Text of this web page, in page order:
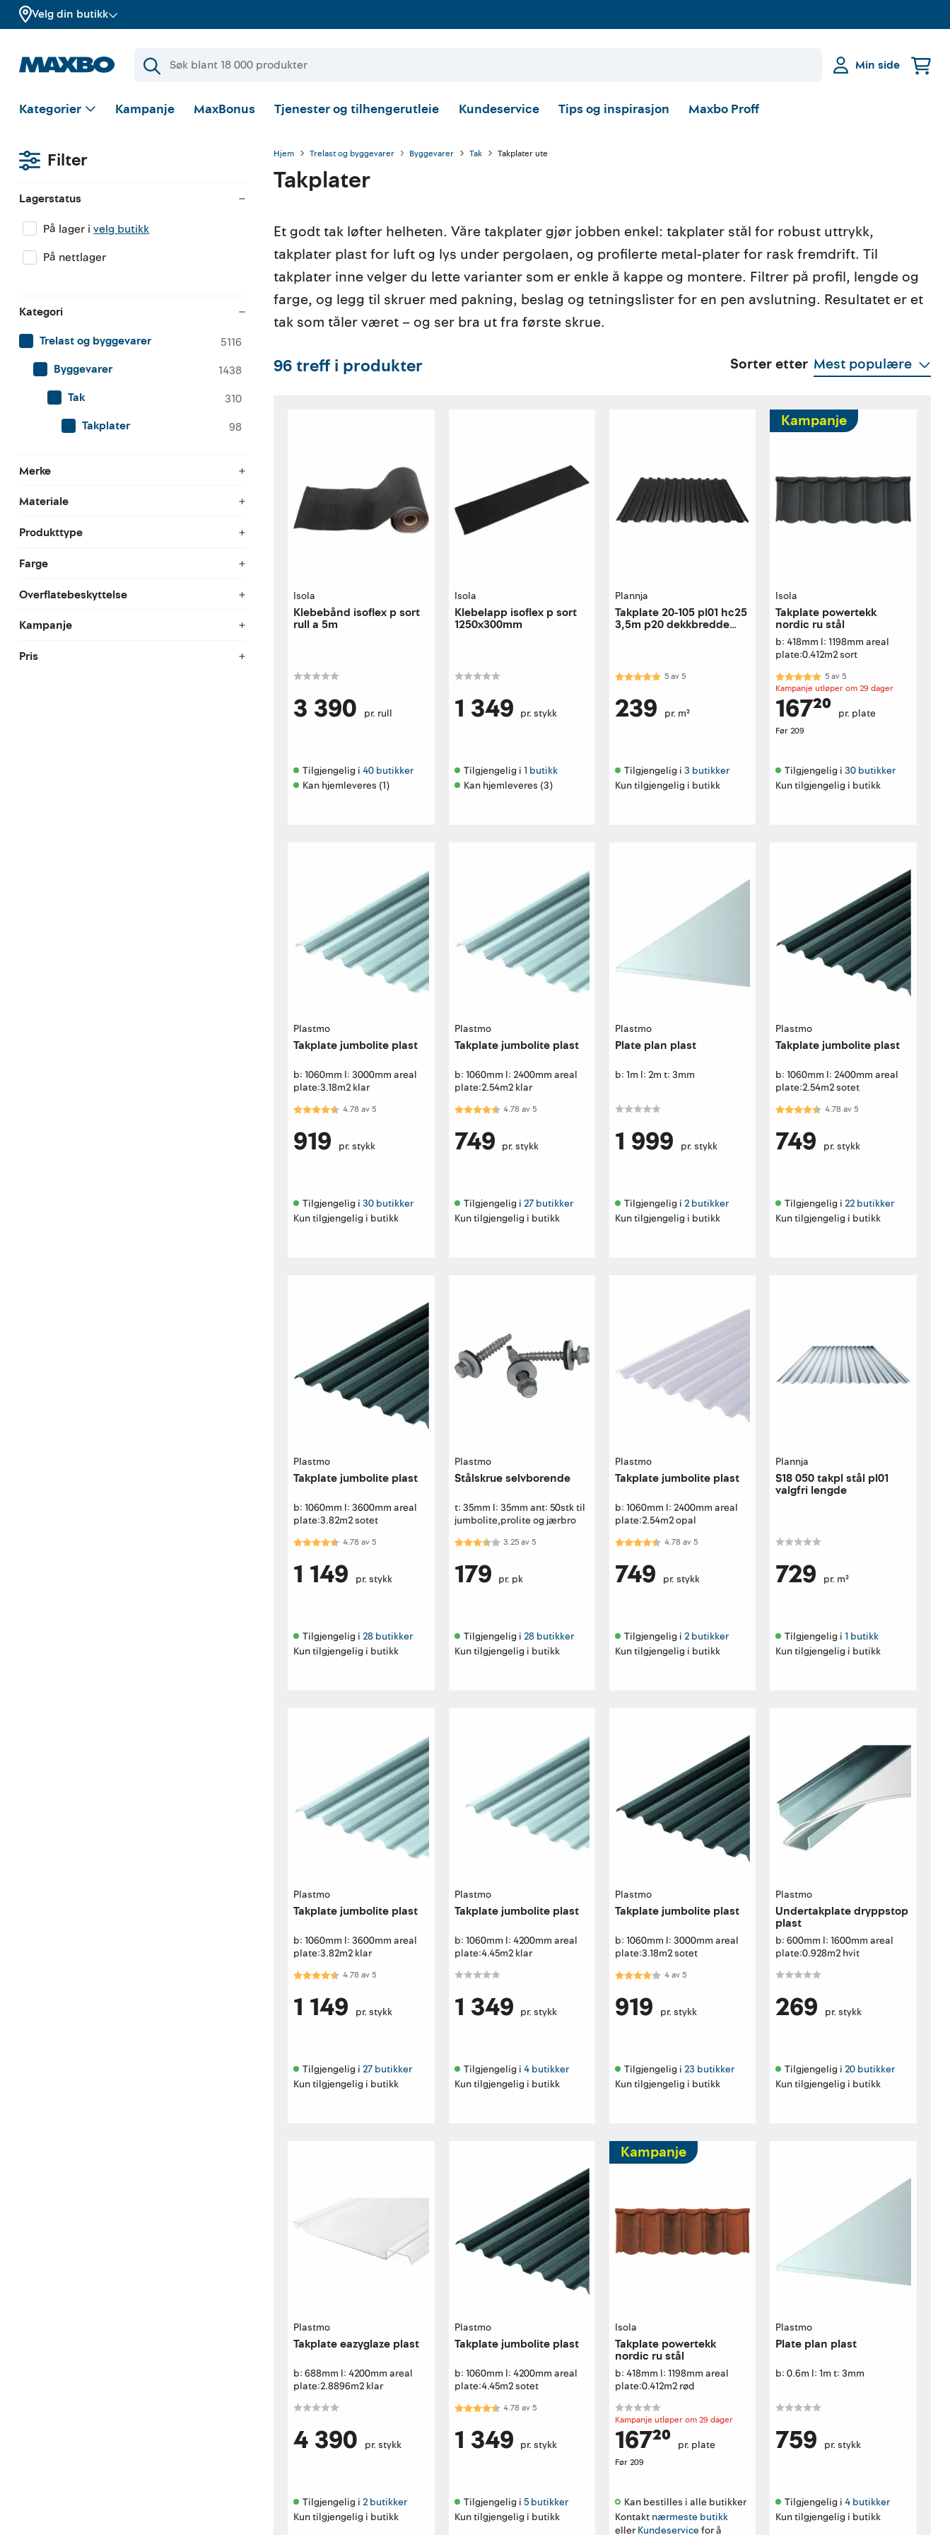
Velg din butikk
Min side
Kategorier Kampanje MaxBonus Tjenester og tilhengerutleie Kundeservice Tips og inspirasjon Maxbo Proff
Filter
Lagerstatus
På lager ivelg butikk
På nettlager
Kategori
Trelast og byggevarer
5116
Byggevarer
1438
Tak
310
Takplater
98
Merke
Materiale
Produkttype
Farge
Overflatebeskyttelse
Kampanje
Pris
Hjem Trelast og byggevarer Byggevarer Tak Takplater ute
Takplater
Et godt tak løfter helheten. Våre takplater gjør jobben enkel: takplater stål for robust uttrykk,
takplater plast for luft og lys under pergolaen, og profilerte metal-plater for rask fremdrift. Til
takplater inne velger du lette varianter som er enkle å kappe og montere. Filtrer på profil, lengde og
farge, og legg til skruer med pakning, beslag og tetningslister for en pen avslutning. Resultatet er et
tak som tåler været – og ser bra ut fra første skrue.
96treff i produkter Sorter etter Mest populære
Isola
Klebebånd isoflex p sort
rull a 5m
3 390 pr. rull
Tilgjengelig i 40 butikker
Kan hjemleveres (1)
Isola
Klebelapp isoflex p sort
1250x300mm
1 349 pr. stykk
Tilgjengelig i 1 butikk
Kan hjemleveres (3)
Plannja
Takplate 20-105 pl01 hc25
3,5m p20 dekkbredde
Karakter:5.0 av 5 mulige
5av5
239 pr. m²
Tilgjengelig i 3 butikker
Kun tilgjengelig i butikk
Kampanje
Isola
Takplate powertekk
nordic ru stål
b: 418mm l: 1198mm areal
plate:0.412m2 sort
Karakter:5.0 av 5 mulige
5av5
Kampanje utløper om 29 dager
167²⁰ pr. plate
Før 209
Tilgjengelig i 30 butikker
Kun tilgjengelig i butikk
Plastmo
Takplate jumbolite plast
b: 1060mm l: 3000mm areal
plate:3.18m2 klar
Karakter:4.8 av 5 mulige
4.78 av5
919 pr. stykk
Tilgjengelig i 30 butikker
Kun tilgjengelig i butikk
Plastmo
Takplate jumbolite plast
b: 1060mm l: 2400mm areal
plate:2.54m2 klar
Karakter:4.8 av 5 mulige
4.78 av5
749 pr. stykk
Tilgjengelig i 27 butikker
Kun tilgjengelig i butikk
Plastmo
Plate plan plast
b: 1m l: 2m t: 3mm
1 999 pr. stykk
Tilgjengelig i 2 butikker
Kun tilgjengelig i butikk
Plastmo
Takplate jumbolite plast
b: 1060mm l: 2400mm areal
plate:2.54m2 sotet
Karakter:4.8 av 5 mulige
4.78 av5
749 pr. stykk
Tilgjengelig i 22 butikker
Kun tilgjengelig i butikk
Plastmo
Takplate jumbolite plast
b: 1060mm l: 3600mm areal
plate:3.82m2 sotet
Karakter:4.8 av 5 mulige
4.78 av5
1 149 pr. stykk
Tilgjengelig i 28 butikker
Kun tilgjengelig i butikk
Plastmo
Stålskrue selvborende
t: 35mm l: 35mm ant: 50stk til
jumbolite,prolite og jærbro
Karakter:3.3 av 5 mulige
3.25av5
179 pr. pk
Tilgjengelig i 28 butikker
Kun tilgjengelig i butikk
Plastmo
Takplate jumbolite plast
b: 1060mm l: 2400mm areal
plate:2.54m2 opal
Karakter:4.8 av 5 mulige
4.78 av5
749 pr. stykk
Tilgjengelig i 2 butikker
Kun tilgjengelig i butikk
Plannja
S18 050 takpl stål pl01
valgfri lengde
729 pr. m²
Tilgjengelig i 1 butikk
Kun tilgjengelig i butikk
Plastmo
Takplate jumbolite plast
b: 1060mm l: 3600mm areal
plate:3.82m2 klar
Karakter:4.8 av 5 mulige
4.78 av5
1 149 pr. stykk
Tilgjengelig i 27 butikker
Kun tilgjengelig i butikk
Plastmo
Takplate jumbolite plast
b: 1060mm l: 4200mm areal
plate:4.45m2 klar
1 349 pr. stykk
Tilgjengelig i 4 butikker
Kun tilgjengelig i butikk
Plastmo
Takplate jumbolite plast
b: 1060mm l: 3000mm areal
plate:3.18m2 sotet
Karakter:4.0 av 5 mulige
4av5
919 pr. stykk
Tilgjengelig i 23 butikker
Kun tilgjengelig i butikk
Plastmo
Undertakplate dryppstop
plast
b: 600mm l: 1600mm areal
plate:0.928m2 hvit
269 pr. stykk
Tilgjengelig i 20 butikker
Kun tilgjengelig i butikk
Plastmo
Takplate eazyglaze plast
b: 688mm l: 4200mm areal
plate:2.8896m2 klar
4 390 pr. stykk
Tilgjengelig i 2 butikker
Kun tilgjengelig i butikk
Plastmo
Takplate jumbolite plast
b: 1060mm l: 4200mm areal
plate:4.45m2 sotet
Karakter:4.8 av 5 mulige
4.78 av5
1 349 pr. stykk
Tilgjengelig i 5 butikker
Kun tilgjengelig i butikk
Kampanje
Isola
Takplate powertekk
nordic ru stål
b: 418mm l: 1198mm areal
plate:0.412m2 rød
Kampanje utløper om 29 dager
167²⁰ pr. plate
Før209
Kan bestilles i alle butikker
Kontakt nærmeste butikk
ellerKundeservicefor å
Plastmo
Plate plan plast
b: 0.6m l: 1m t: 3mm
759 pr. stykk
Tilgjengelig i 4 butikker
Kun tilgjengelig i butikk